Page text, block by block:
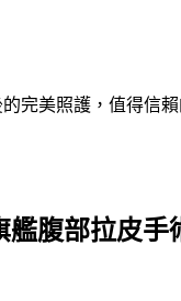
完美照護，值得信
艦腹部拉皮手